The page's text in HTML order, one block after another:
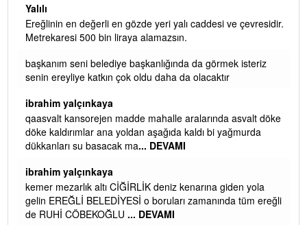
Yalılı
Ereğlinin en değerli en gözde yeri yalı caddesi ve çevresidir.
Metrekaresi 500 bin liraya alamazsın.
başkanım seni belediye başkanlığında da görmek isteriz
senin ereyliye katkın çok oldu daha da olacaktır
ibrahim yalçınkaya
qaasvalt kansorejen madde mahalle aralarında asvalt döke
döke kaldırımlar ana yoldan aşağıda kaldı bi yağmurda
dükkanları su basacak ma... DEVAMI
ibrahim yalçınkaya
kemer mezarlık altı CİĞİRLİK deniz kenarına giden yola
gelin EREĞLİ BELEDİYESİ o boruları zamanında tüm ereğli
de RUHİ CÖBEKOĞLU ... DEVAMI